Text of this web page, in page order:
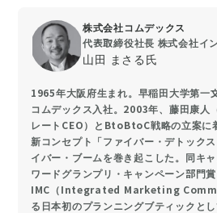
株式会社コムデックス
代表取締役社長 株式会社イ
山田 まさる氏
1965年大阪府生まれ。早稲田大学第一
コムデックス入社。2003年、藤田康人
レートCEO）とBtoBtoC戦略の立案に
新コンセプト「ファイバー・デトック
イバー・ブームを巻き起こした。同キ
ワードグランプリ・キャンペーン部門賞
IMC（Integrated Marketing
る日本初のプランニングブティックと